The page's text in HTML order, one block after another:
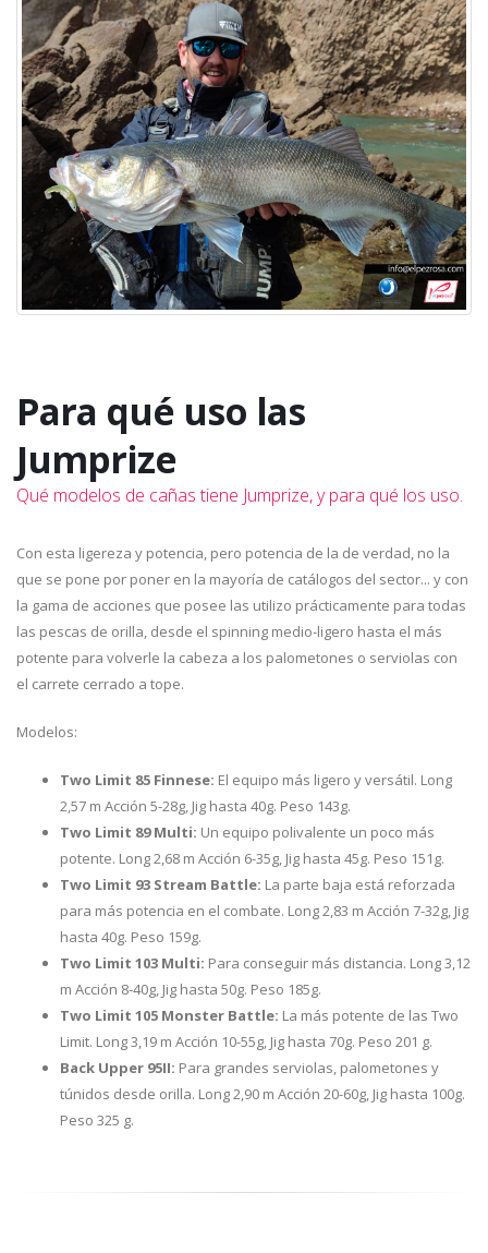
Para qué uso las
Jumprize
Qué modelos de cañas tiene Jumprize, y para qué los uso.
Con esta ligereza y potencia, pero potencia de la de verdad, no la
que se pone por poner en la mayoría de catálogos del sector... y con
la gama de acciones que posee las utilizo prácticamente para todas
las pescas de orilla, desde el spinning medio-ligero hasta el más
potente para volverle la cabeza a los palometones o serviolas con
el carrete cerrado a tope.
Modelos:
Two Limit 85 Finnese: El equipo más ligero y versátil. Long
2,57 m Acción 5-28g, Jig hasta 40g. Peso 143g.
Two Limit 89 Multi: Un equipo polivalente un poco más
potente. Long 2,68 m Acción 6-35g, Jig hasta 45g. Peso 151g.
Two Limit 93 Stream Battle: La parte baja está reforzada
para más potencia en el combate. Long 2,83 m Acción 7-32g, Jig
hasta 40g. Peso 159g.
Two Limit 103 Multi: Para conseguir más distancia. Long 3,12
m Acción 8-40g, Jig hasta 50g. Peso 185g.
Two Limit 105 Monster Battle: La más potente de las Two
Limit. Long 3,19 m Acción 10-55g, Jig hasta 70g. Peso 201 g.
Back Upper 95II: Para grandes serviolas, palometones y
túnidos desde orilla. Long 2,90 m Acción 20-60g, Jig hasta 100g.
Peso 325 g.